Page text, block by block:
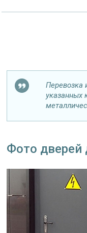
Перевозка
указанных
Фото дверей